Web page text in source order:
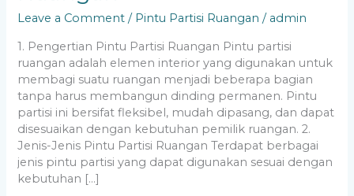
Leave a Comment / Pintu Partisi Ruangan / admin
1. Pengertian Pintu Partisi Ruangan Pintu partisi
ruangan adalah elemen interior yang digunakan untuk
membagi suatu ruangan menjadi beberapa bagian
tanpa harus membangun dinding permanen. Pintu
partisi ini bersifat fleksibel, mudah dipasang, dan dapat
disesuaikan dengan kebutuhan pemilik ruangan. 2.
Jenis-Jenis Pintu Partisi Ruangan Terdapat berbagai
jenis pintu partisi yang dapat digunakan sesuai dengan
kebutuhan […]